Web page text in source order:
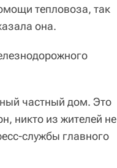
тепловоза, так
она.
частный дом. Это
никто из жителей не
службы главного